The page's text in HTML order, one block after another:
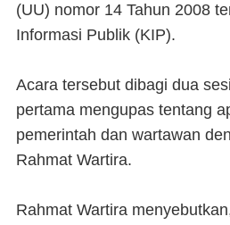
(UU) nomor 14 Tahun 2008
Informasi Publik (KIP).
Acara tersebut dibagi dua
pertama mengupas tentang
pemerintah dan wartawan
Rahmat Wartira.
Rahmat Wartira